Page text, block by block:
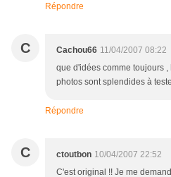
Répondre
C Cachou66 11/04/2007 08:22
que d'idées comme toujours
photos sont splendides à
Répondre
C ctoutbon 10/04/2007 22:52
C'est original !! Je me